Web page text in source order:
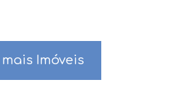
Imóveis